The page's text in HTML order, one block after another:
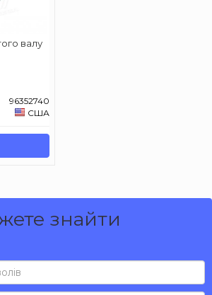
валу
96352740
США
знайти